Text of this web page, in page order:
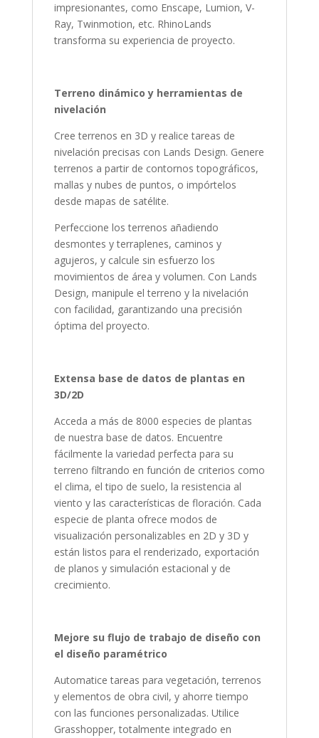
impresionantes, como Enscape, Lumion, V-
Ray, Twinmotion, etc. RhinoLands
transforma su experiencia de proyecto.
Terreno dinámico y herramientas de
nivelación
Cree terrenos en 3D y realice tareas de
nivelación precisas con Lands Design. Genere
terrenos a partir de contornos topográficos,
mallas y nubes de puntos, o impórtelos
desde mapas de satélite.
Perfeccione los terrenos añadiendo
desmontes y terraplenes, caminos y
agujeros, y calcule sin esfuerzo los
movimientos de área y volumen. Con Lands
Design, manipule el terreno y la nivelación
con facilidad, garantizando una precisión
óptima del proyecto.
Extensa base de datos de plantas en
3D/2D
Acceda a más de 8000 especies de plantas
de nuestra base de datos. Encuentre
fácilmente la variedad perfecta para su
terreno filtrando en función de criterios como
el clima, el tipo de suelo, la resistencia al
viento y las características de floración. Cada
especie de planta ofrece modos de
visualización personalizables en 2D y 3D y
están listos para el renderizado, exportación
de planos y simulación estacional y de
crecimiento.
Mejore su flujo de trabajo de diseño con
el diseño paramétrico
Automatice tareas para vegetación, terrenos
y elementos de obra civil, y ahorre tiempo
con las funciones personalizadas. Utilice
Grasshopper, totalmente integrado en